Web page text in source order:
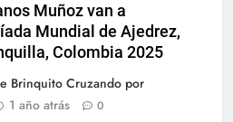
Muñoz van a
Mundial de Ajedrez,
Colombia 2025
Brinquito Cruzando por
1 año atrás 0